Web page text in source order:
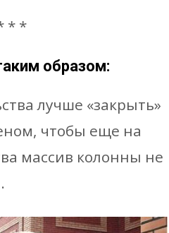
* *
образом:
лучше «закрыть»
чтобы еще на
массив колонны не